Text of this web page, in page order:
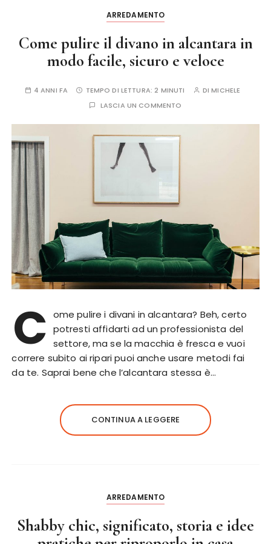
ARREDAMENTO
Come pulire il divano in alcantara in
modo facile, sicuro e veloce
4 ANNI FA TEMPO DI LETTURA:2 MINUTI DIMICHELE
LASCIA UN COMMENTO
C ome pulire i divani in alcantara? Beh, certo
potresti affidarti ad un professionista del
settore, ma se la macchia è fresca e vuoi
correre subito ai ripari puoi anche usare metodi fai
da te. Saprai bene che l’alcantara stessa è…
CONTINUA A LEGGERE
ARREDAMENTO
Shabby chic, significato, storia e idee